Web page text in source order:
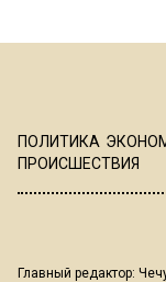
ПОЛИТИКА
ПРОИСШЕСТВИЯ
Главный редактор: